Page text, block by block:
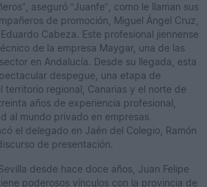
aseguró “Juanfe”, como le llaman sus
de promoción, Miguel Ángel Cruz,
Cabeza. Este profesional jiennense
de la empresa Maygar, una de las
en Andalucía. Desde su llegada, esta
despegue, una etapa de
territorio regional, Canarias y el norte de
años de experiencia profesional,
al mundo privado en empresas
el delegado en Jaén del Colegio, Ramón
de presentación.
desde hace doce años, Juan Felipe
poderosos vínculos con la provincia de